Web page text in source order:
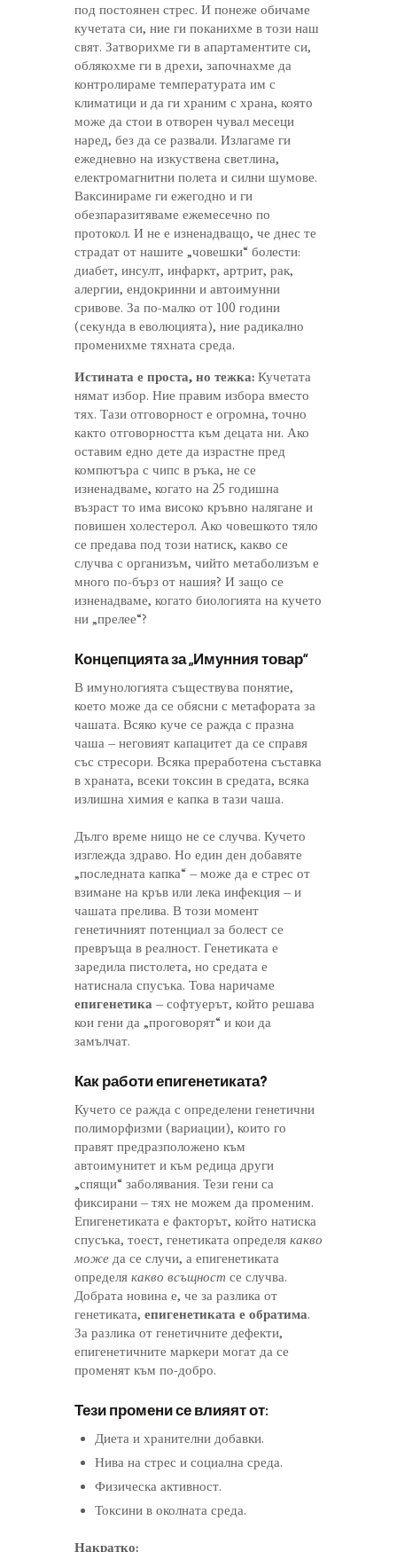
под постоянен стрес. И понеже обичаме
кучетата си, ние ги поканихме в този наш
свят. Затворихме ги в апартаментите си,
облякохме ги в дрехи, започнахме да
контролираме температурата им с
климатици и да ги храним с храна, която
може да стои в отворен чувал месеци
наред, без да се развали. Излагаме ги
ежедневно на изкуствена светлина,
електромагнитни полета и силни шумове.
Ваксинираме ги ежегодно и ги
обезпаразитяваме ежемесечно по
протокол. И не е изненадващо, че днес те
страдат от нашите „човешки“ болести:
диабет, инсулт, инфаркт, артрит, рак,
алергии, ендокринни и автоимунни
сривове. За по-малко от 100 години
(секунда в еволюцията), ние радикално
променихме тяхната среда.
Истината е проста, но тежка: Кучетата
нямат избор. Ние правим избора вместо
тях. Тази отговорност е огромна, точно
както отговорността към децата ни. Ако
оставим едно дете да израстне пред
компютъра с чипс в ръка, не се
изненадваме, когато на 25 годишна
възраст то има високо кръвно налягане и
повишен холестерол. Ако човешкото тяло
се предава под този натиск, какво се
случва с организъм, чийто метаболизъм е
много по-бърз от нашия? И защо се
изненадваме, когато биологията на кучето
ни „прелее“?
Концепцията за „Имунния товар“
В имунологията съществува понятие,
което може да се обясни с метафората за
чашата. Всяко куче се ражда с празна
чаша – неговият капацитет да се справя
със стресори. Всяка преработена съставка
в храната, всеки токсин в средата, всяка
излишна химия е капка в тази чаша.
Дълго време нищо не се случва. Кучето
изглежда здраво. Но един ден добавяте
„последната капка“ – може да е стрес от
взимане на кръв или лека инфекция – и
чашата прелива. В този момент
генетичният потенциал за болест се
превръща в реалност. Генетиката е
заредила пистолета, но средата е
натиснала спусъка. Това наричаме
епигенетика – софтуерът, който решава
кои гени да „проговорят“ и кои да
замълчат.
Как работи епигенетиката?
Кучето се ражда с определени генетични
полиморфизми (вариации), които го
правят предразположено към
автоимунитет и към редица други
„спящи“ заболявания. Тези гени са
фиксирани – тях не можем да променим.
Епигенетиката е факторът, който натиска
спусъка, тоест, генетиката определя какво
може да се случи, а епигенетиката
определя какво всъщност се случва.
Добрата новина е, че за разлика от
генетиката, епигенетиката е обратима.
За разлика от генетичните дефекти,
епигенетичните маркери могат да се
променят към по-добро.
Тези промени се влияят от:
Диета и хранителни добавки.
Нива на стрес и социална среда.
Физическа активност.
Токсини в околната среда.
Накратко: